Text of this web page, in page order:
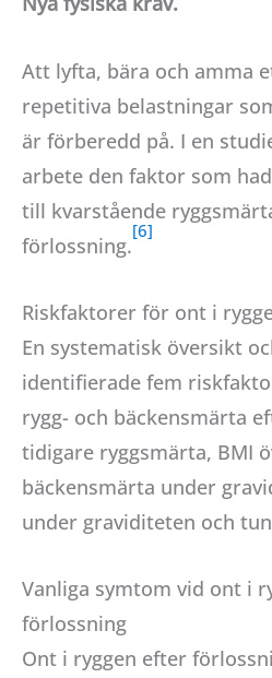
Att lyfta, bära och amma
repetitiva belastningar
är förberedd på. I en
arbete den faktor som
till kvarstående
förlossning.
Riskfaktorer för ont i
En systematisk översikt
identifierade fem
rygg- och bäckensmärta
tidigare ryggsmärta, BMI
bäckensmärta under
under graviditeten och
Vanliga symtom vid ont i
förlossning
Ont i ryggen efter